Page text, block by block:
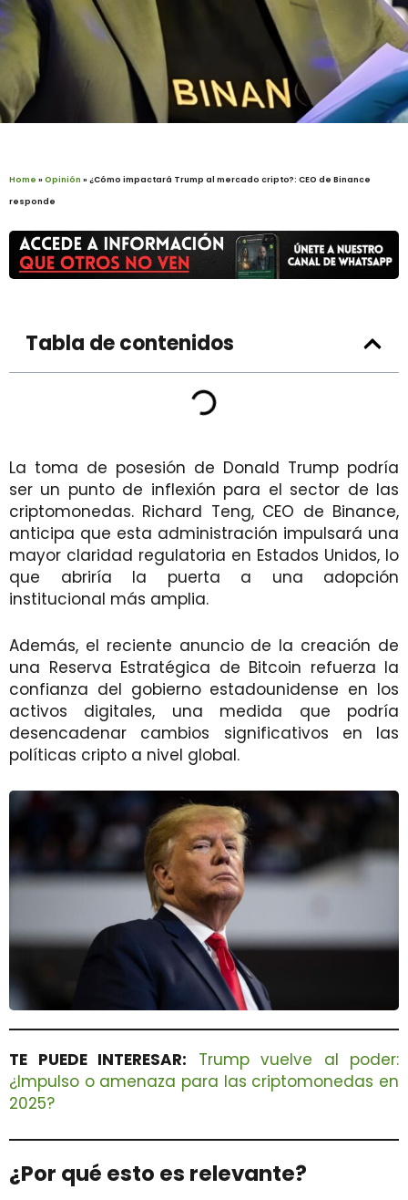
Home »Opinión »¿Cómo impactará Trump al mercado cripto?: CEO de Binance
responde
Tabla de contenidos
La toma de posesión de Donald Trump podría
ser un punto de inflexión para el sector de las
criptomonedas. Richard Teng, CEO de Binance,
anticipa que esta administración impulsará una
mayor claridad regulatoria en Estados Unidos, lo
que abriría la puerta a una adopción
institucional más amplia.
Además, el reciente anuncio de la creación de
una Reserva Estratégica de Bitcoin refuerza la
confianza del gobierno estadounidense en los
activos digitales, una medida que podría
desencadenar cambios significativos en las
políticas cripto a nivel global.
TE PUEDE INTERESAR:
Trump vuelve al poder:
¿Impulso o amenaza para las criptomonedas en
2025?
¿Por qué esto es relevante?